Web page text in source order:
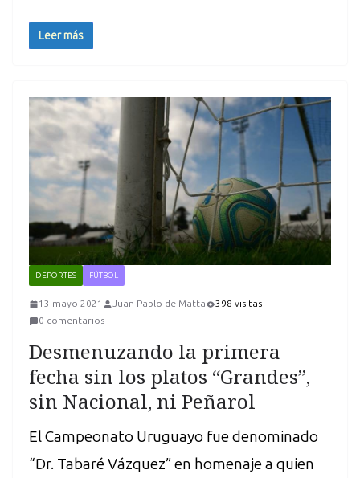
Leer más
DEPORTES FÚTBOL
13 mayo 2021 Juan Pablo de Matta
398 visitas
0 comentarios
Desmenuzando la primera
fecha sin los platos “Grandes”,
sin Nacional, ni Peñarol
El Campeonato Uruguayo fue denominado
“Dr. Tabaré Vázquez” en homenaje a quien